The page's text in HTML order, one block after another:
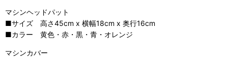
マシンヘッドパット
■サイズ 高さ45cm x 横幅18cm x 奥行16cm
■カラー 黄色・赤・黒・青・オレンジ
マシンカバー